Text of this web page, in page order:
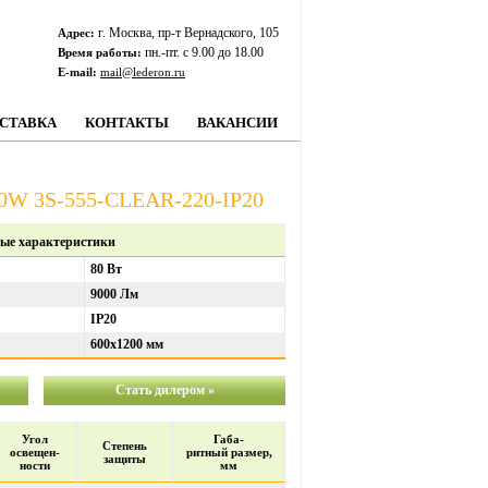
Адрес: г. Москва, пр-т Вернадского, 105
Время работы: пн.-пт. c 9.00 до 18.00
E-mail: mail@lederon.ru
КОНТАКТЫ ВАКАНСИИ
3S-555-CLEAR-220-IP20
характеристики
80 Вт
9000 Лм
IP20
600х1200 мм
Стать дилером »
Угол
освещен-
ности
Степень
защиты
Габа-
ритный размер,
мм